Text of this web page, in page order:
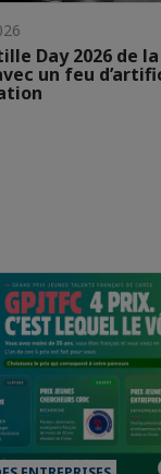
Day 2026 de
un feu